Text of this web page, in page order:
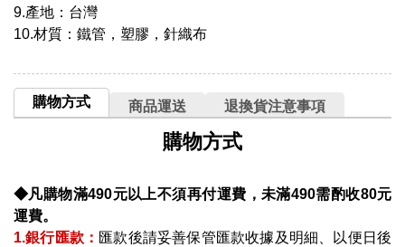
9.產地：台灣
10.材質：鐵管，塑膠，針織布
購物方式 商品運送 退換貨注意事項
購物方式
◆凡購物滿490元以上不須再付運費，未滿490需酌收80元
運費。
1.銀行匯款： 匯款後請妥善保管匯款收據及明細、以便日後